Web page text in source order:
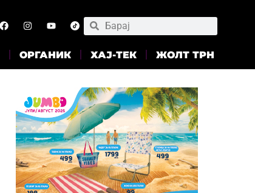
ОРГАНИК ХАЈ-ТЕК ЖОЛТ ТРН